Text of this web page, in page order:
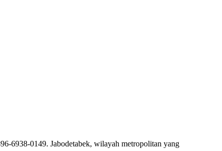
6938-0149. Jabodetabek, wilayah metropolitan yang